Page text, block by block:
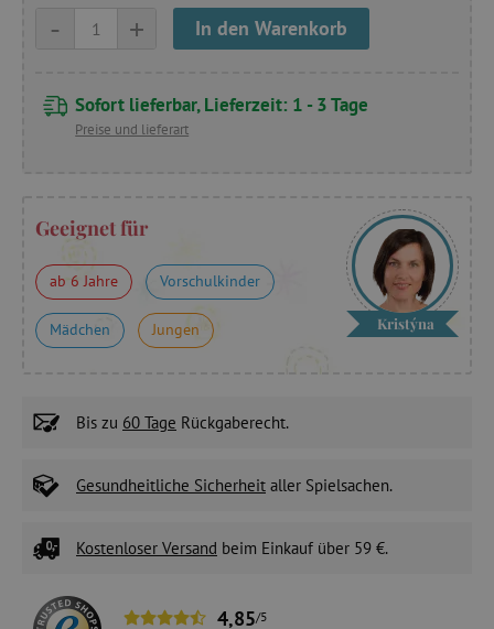
+
- In den Warenkorb
Sofort lieferbar, Lieferzeit: 1 - 3 Tage
Preise und lieferart
Geeignet für
ab 6 Jahre Vorschulkinder
Mädchen Jungen Kristýna
Bis zu 60 Tage Rückgaberecht.
Gesundheitliche Sicherheit aller Spielsachen.
Kostenloser Versand beim Einkauf über 59 €.
4,85/5